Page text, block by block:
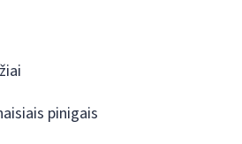
pinigais